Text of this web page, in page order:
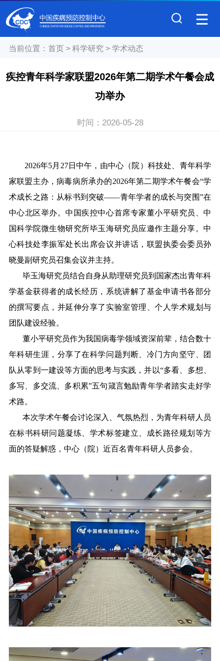
当前位置： 首页> 科学研究 > 学术动态
疾控青年科学家联盟2026年第二期学术午餐会成
功举办
时间： 2026-05-28
2026年5月27日中午，由中心（院）科技处、青年科学
家联盟主办，病毒病所承办的2026年第二期学术午餐会“学
术成长之路：从标书到突破——青年学者的成长与突围”在
中心北区举办。中国疾控中心首席专家董小平研究员、中
国科学院微生物研究所毕玉海研究员应邀作主题分享。中
心科技处李振军处长出席会议并讲话，联盟执委会委员孙
晓曼副研究员召集会议并主持。
毕玉海研究员结合自身从助理研究员到国家杰出青年科
学基金获得者的成长经历，系统讲解了基金申请书各部分
的撰写要点，并延伸分享了 实验室管理、个人学术规划与
团队建设经验。
董小平研究员作为我国病毒学领域资深前辈，结合数十
年科研生涯，分享了在科学问题判断、冷门方向坚守、团
队从零到一建设等方面的思考与实践 ，并以“多看、多想、
多写、多交流、多积累”五句箴言勉励青年学者踏实走好学
术路。
本次学术午餐会讨论深入、气氛热烈，为青年科研人员
在标书科研问题凝练、学术标签建立、成长路径规划等方
面的答疑解惑，中心（院）近百名青年科研人员参会。